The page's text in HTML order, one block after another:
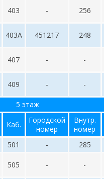
403 - 256
403А 451217 248
407 - -
409 - -
5 этаж
Каб.
Городской
номер
Внутр.
номер
501 - 285
505 - -